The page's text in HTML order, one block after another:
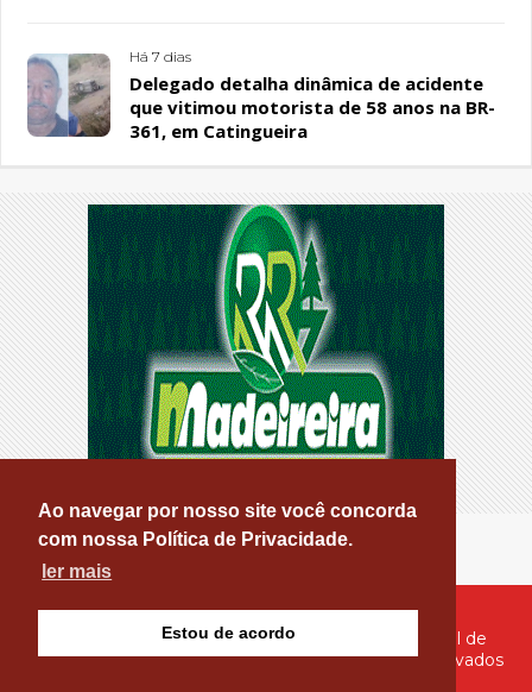
Ao navegar por nosso site você concorda
com nossa Política de Privacidade.
ler mais
Estou de acordo
Há 7 dias
Delegado detalha dinâmica de acidente
que vitimou motorista de 58 anos na BR-
361, em Catingueira
© Copyright 2026 - PATOS ONLINE - O seu Portal de
Notícias de Patos e Região - Todos os direitos reservados